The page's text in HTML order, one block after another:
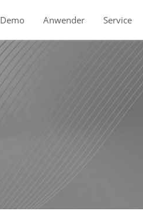
Demo Anwender Service